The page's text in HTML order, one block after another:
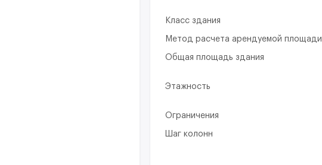
Класс здания
Метод расчета арендуемой площади
Общая площадь здания
Этажность
Ограничения
Шаг колонн